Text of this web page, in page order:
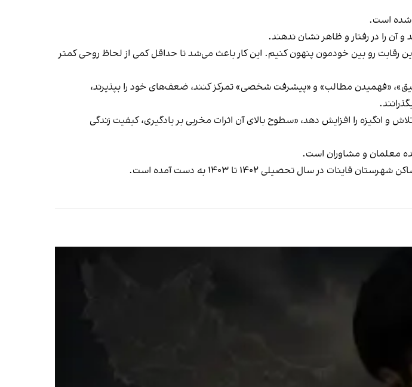
شده است.
آن را در رفتار و ظاهر نشان ندهند.
رو بین خودمون پنهون کنیم. این کار باعث می‌شد تا حداقل کمی از لحاظ روحی کمتر
«فهمیدن مطالب» و «پیشرفت شخصی» تمرکز کنند، ضعف‌های خود را بپذیرند،
و انگیزه را افزایش دهد، «سطوح بالای آن اثرات مخربی بر یادگیری، کیفیت زندگی
معلمان و مشاوران است.